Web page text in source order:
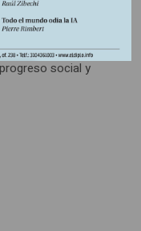
una
neoliberal, otros
Ecuador, que
social y